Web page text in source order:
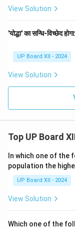
View Solution
'योद्धा' का सन्धि-विच्छेद
UP Board XII - 2024
View Solution
Top UP Board
In which one of
population the
UP Board XII - 2024
View Solution
Which one of the